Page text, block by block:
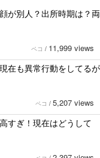
が別人？出所時期は？両
ペコ / 11,999 views
在も異常行動をしてるが
ペコ / 5,207 views
すぎ！現在はどうして